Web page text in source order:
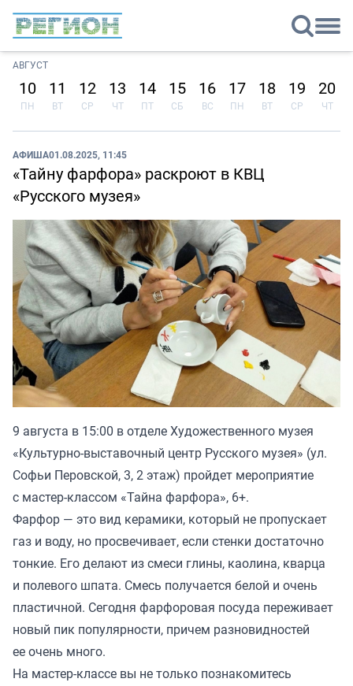
АВГУСТ
10
ПН
11
ВТ
12
СР
13
ЧТ
14
ПТ
15
СБ
16
ВС
17
ПН
18
ВТ
19
СР
20
ЧТ
АФИША01.08.2025, 11:45
«Тайну фарфора» раскроют в КВЦ
«Русского музея»
9 августа в 15:00 в отделе Художественного музея
«Культурно-выставочный центр Русского музея» (ул.
Софьи Перовской, 3, 2 этаж) пройдет мероприятие
с мастер-классом «Тайна фарфора», 6+.
Фарфор — это вид керамики, который не пропускает
газ и воду, но просвечивает, если стенки достаточно
тонкие. Его делают из смеси глины, каолина, кварца
и полевого шпата. Смесь получается белой и очень
пластичной. Сегодня фарфоровая посуда переживает
новый пик популярности, причем разновидностей
ее очень много.
На мастер-классе вы не только познакомитесь